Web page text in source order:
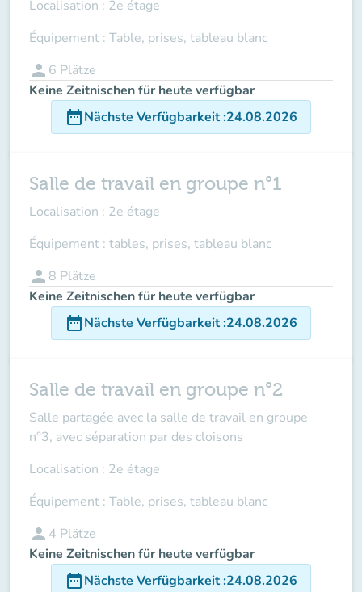
Localisation : 2e étage
Équipement : Table, prises, tableau blanc
person 6 Plätze
Keine Zeitnischen für heute verfügbar
date_rangeNächste Verfügbarkeit:24.08.2026
Salle de travail en groupe n°1
Localisation : 2e étage
Équipement : tables, prises, tableau blanc
person 8 Plätze
Keine Zeitnischen für heute verfügbar
date_rangeNächste Verfügbarkeit:24.08.2026
Salle de travail en groupe n°2
Salle partagée avec la salle de travail en groupe
n°3, avec séparation par des cloisons
Localisation : 2e étage
Équipement : Table, prises, tableau blanc
person 4 Plätze
Keine Zeitnischen für heute verfügbar
date_rangeNächste Verfügbarkeit:24.08.2026